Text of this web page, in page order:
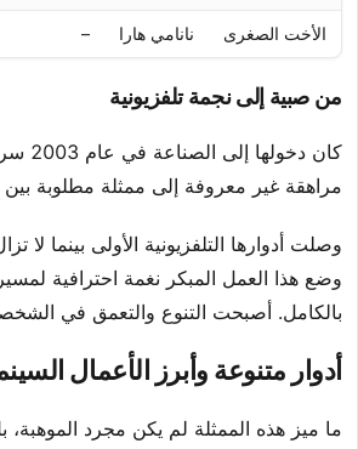
الأخت الصغرى نانامي هارا –
من صبية إلى نجمة تلفزيونية
كان
مراهقة غير معروفة إلى ممثلة مطلوبة بين
وصلت أدوارها التلفزيونية الأولى بينما لا
وضع هذا العمل المبكر نغمة احترافية
بالكامل. أصبحت التنوع والتعمق في
أدوار متنوعة وأبرز الأعمال
ما ميز هذه الممثلة لم يكن مجرد الموهبة، بل